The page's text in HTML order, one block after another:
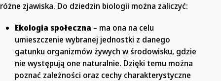
różne zjawiska. Do dziedzin biologii można zaliczyć:
Ekologia społeczna – ma ona na celu
umieszczenie wybranej jednostki z danego
gatunku organizmów żywych w środowisku, gdzie
nie występują one naturalnie. Dzięki temu można
poznać zależności oraz cechy charakterystyczne